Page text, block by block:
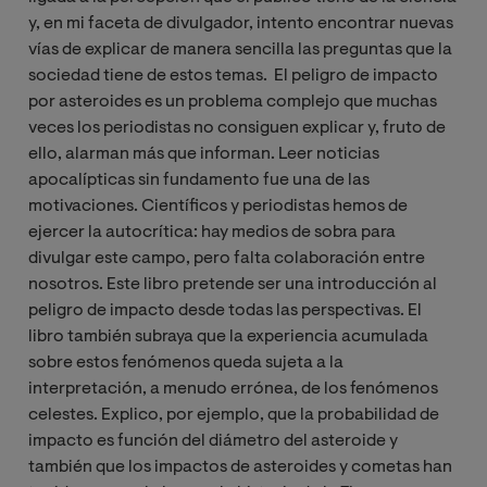
y, en mi faceta de divulgador, intento encontrar nuevas
vías de explicar de manera sencilla las preguntas que la
sociedad tiene de estos temas. El peligro de impacto
por asteroides es un problema complejo que muchas
veces los periodistas no consiguen explicar y, fruto de
ello, alarman más que informan. Leer noticias
apocalípticas sin fundamento fue una de las
motivaciones. Científicos y periodistas hemos de
ejercer la autocrítica: hay medios de sobra para
divulgar este campo, pero falta colaboración entre
nosotros. Este libro pretende ser una introducción al
peligro de impacto desde todas las perspectivas. El
libro también subraya que la experiencia acumulada
sobre estos fenómenos queda sujeta a la
interpretación, a menudo errónea, de los fenómenos
celestes. Explico, por ejemplo, que la probabilidad de
impacto es función del diámetro del asteroide y
también que los impactos de asteroides y cometas han